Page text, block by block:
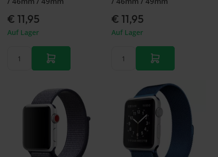
€ 11,95
Auf Lager
€ 11,95
Auf Lager